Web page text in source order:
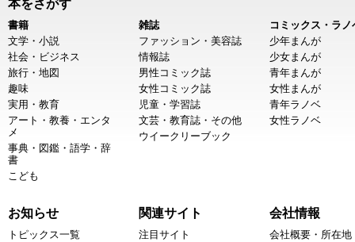
本をさがす
書籍
文学・小説
社会・ビジネス
旅行・地図
趣味
実用・教育
アート・教養・エンタ
メ
事典・図鑑・語学・辞
書
こども
雑誌
ファッション・美容誌
情報誌
男性コミック誌
女性コミック誌
児童・学習誌
文芸・教育誌・その他
ウイークリーブック
コミックス・ラノ
少年まんが
少女まんが
青年まんが
女性まんが
青年ラノベ
女性ラノベ
お知らせ
トピックス一覧
関連サイト
注目サイト
会社情報
会社概要・所在地